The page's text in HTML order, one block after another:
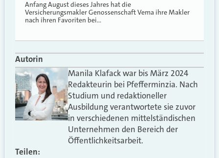
Anfang August dieses Jahres hat die
Versicherungsmakler Genossenschaft Vema ihre Makler
nach ihren Favoriten bei…
Autorin
Manila Klafack war bis März 2024
Redakteurin bei Pfefferminzia. Nach
Studium und redaktioneller
Ausbildung verantwortete sie zuvor
in verschiedenen mittelständischen
Unternehmen den Bereich der
Öffentlichkeitsarbeit.
Teilen: